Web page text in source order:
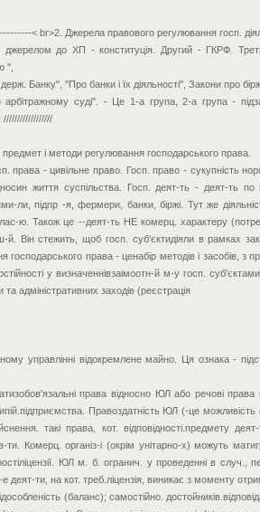
< br>2. Джерела правового регулювання госп.
джерелом до ХП - конституція. Другий - ГКРФ.
",
Банку", "Про банки і їх діяльності", Закони про
суді". - Це 1-а група, 2-а група -
//////////////////
і методи регулювання господарського права.
права - цивільне право. Госп. право - сукупність
життя суспільства. Госп. деят-ть - деят-ть
ли, підпр -я, фермери, банки, біржі. Тут же
ю. Також це --деят-ть НЕ комерц. характеру
й. Він стежить, щоб госп. суб'єктидіяли в рамках
господарського права - ценабір методів і засобів, з
у визначеннівзаімоотн-й м-у госп.
адміністративних заходів (реєстрація
управлінні відокремлене майно. Ця ознака -
права відносно ЮЛ або речові права
Правоздатність ЮЛ (-це
такі права, кот. відповідності.предмету
Комерц. організ-і (окрім унітарно-х) можуть
ЮЛ м. б. огранич. у проведенні в случ.,
ти, на кот. треб.ліцензія, виникає з моменту
(баланс); самостійно.